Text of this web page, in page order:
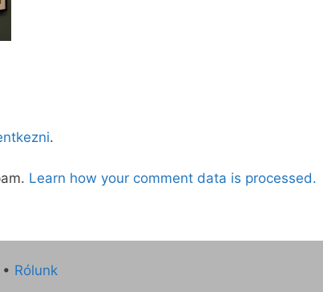
.
Learn how your comment data is processed.
• Rólunk